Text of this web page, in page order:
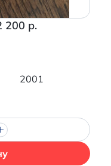
200 р.
2001